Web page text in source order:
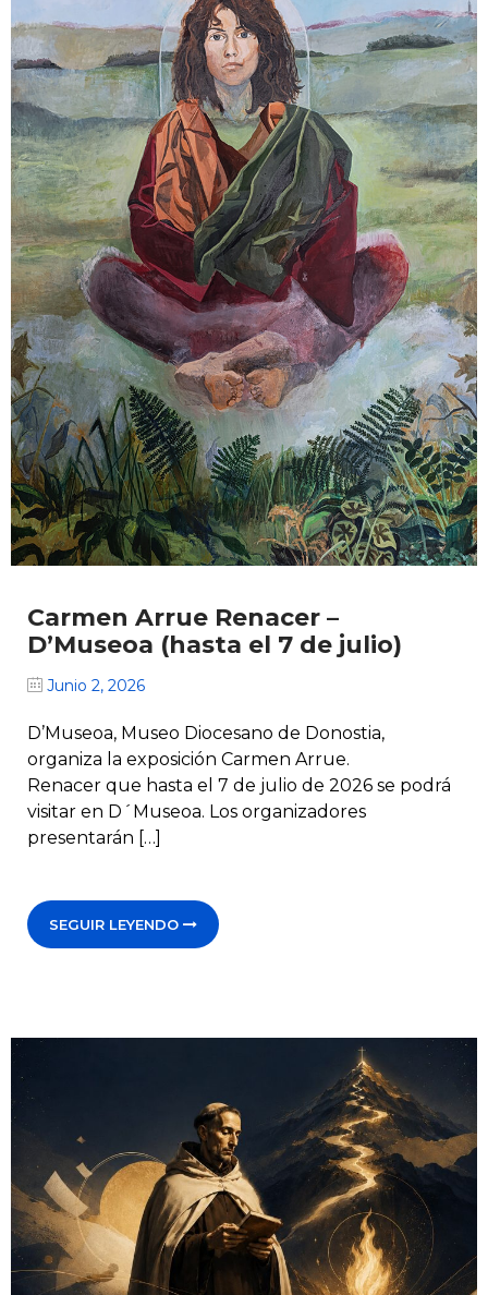
Carmen Arrue Renacer –
D’Museoa (hasta el 7 de julio)
Junio 2, 2026
D’Museoa, Museo Diocesano de Donostia,
organiza la exposición Carmen Arrue.
Renacer que hasta el 7 de julio de 2026 se podrá
visitar en D´Museoa. Los organizadores
presentarán […]
SEGUIR LEYENDO